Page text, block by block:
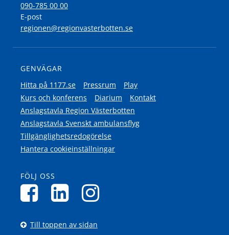
090-785 00 00
E-post
regionen@regionvasterbotten.se
GENVÄGAR
Hitta på 1177.se
Pressrum
Play
Kurs och konferens
Diarium
Kontakt
Anslagstavla Region Västerbotten
Anslagstavla Svenskt ambulansflyg
Tillgänglighetsredogörelse
Hantera cookieinställningar
FÖLJ OSS
Till toppen av sidan